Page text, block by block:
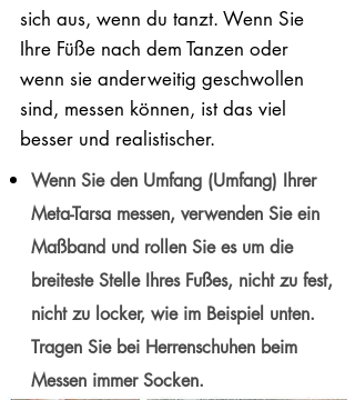
sich aus, wenn du tanzt. Wenn Sie
Ihre Füße nach dem Tanzen oder
wenn sie anderweitig geschwollen
sind, messen können, ist das viel
besser und realistischer.
Wenn Sie den Umfang (Umfang) Ihrer
Meta-Tarsa messen, verwenden Sie ein
Maßband und rollen Sie es um die
breiteste Stelle Ihres Fußes, nicht zu fest,
nicht zu locker, wie im Beispiel unten.
Tragen Sie bei Herrenschuhen beim
Messen immer Socken.